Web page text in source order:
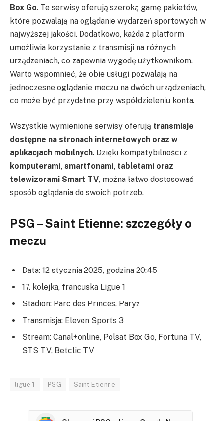
Box Go. Te serwisy oferują szeroką gamę pakietów,
które pozwalają na oglądanie wydarzeń sportowych w
najwyższej jakości. Dodatkowo, każda z platform
umożliwia korzystanie z transmisji na różnych
urządzeniach, co zapewnia wygodę użytkownikom.
Warto wspomnieć, że obie usługi pozwalają na
jednoczesne oglądanie meczu na dwóch urządzeniach,
co może być przydatne przy współdzieleniu konta.
Wszystkie wymienione serwisy oferują transmisje
dostępne na stronach internetowych oraz w
aplikacjach mobilnych. Dzięki kompatybilności z
komputerami, smartfonami, tabletami oraz
telewizorami Smart TV, można łatwo dostosować
sposób oglądania do swoich potrzeb.
PSG – Saint Etienne: szczegóły o
meczu
Data: 12 stycznia 2025, godzina 20:45
17. kolejka, francuska Ligue 1
Stadion: Parc des Princes, Paryż
Transmisja: Eleven Sports 3
Stream: Canal+online, Polsat Box Go, Fortuna TV,
STS TV, Betclic TV
ligue 1 PSG Saint Etienne